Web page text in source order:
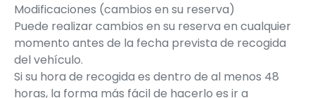
Modificaciones (cambios en su reserva)
Puede realizar cambios en su reserva en cualquier
momento antes de la fecha prevista de recogida
del vehículo.
Si su hora de recogida es dentro de al menos 48
horas, la forma más fácil de hacerlo es ir a